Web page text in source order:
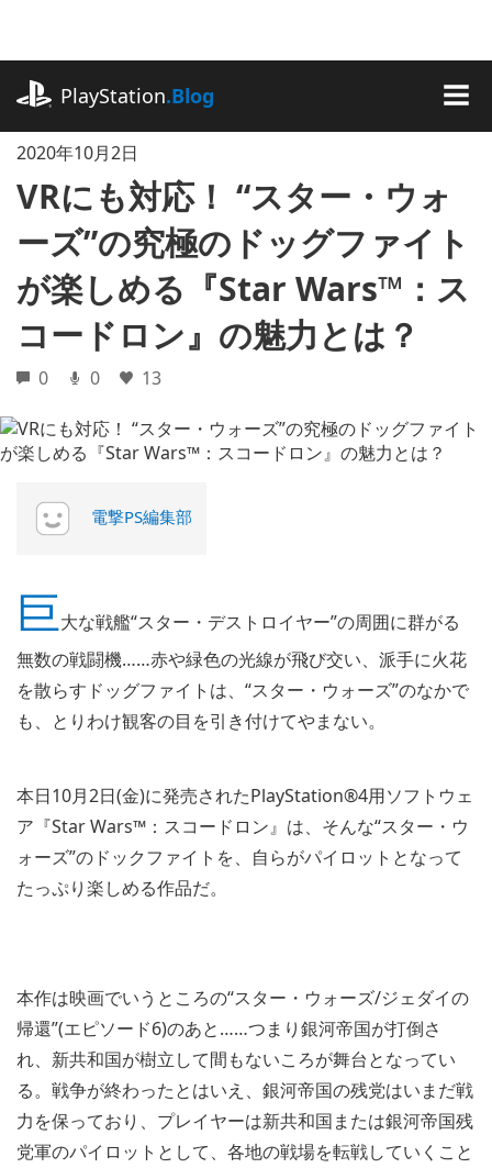
に
ッ
PlayStation.Blog
2020年10月2日
VRにも対応！ “スター・ウォ
ーズ”の究極のドッグファイト
が楽しめる『Star Wars™：ス
コードロン』の魅力とは？
0 0 13
電撃PS編集部
巨大な戦艦“スター・デストロイヤー”の周囲に群がる
無数の戦闘機……赤や緑色の光線が飛び交い、派手に火花
を散らすドッグファイトは、“スター・ウォーズ”のなかで
も、とりわけ観客の目を引き付けてやまない。
本日10月2日(金)に発売されたPlayStation®4用ソフトウェ
ア『Star Wars™：スコードロン』は、そんな“スター・ウ
ォーズ”のドックファイトを、自らがパイロットとなって
たっぷり楽しめる作品だ。
本作は映画でいうところの“スター・ウォーズ/ジェダイの
帰還”(エピソード6)のあと……つまり銀河帝国が打倒さ
れ、新共和国が樹立して間もないころが舞台となってい
る。戦争が終わったとはいえ、銀河帝国の残党はいまだ戦
力を保っており、プレイヤーは新共和国または銀河帝国残
党軍のパイロットとして、各地の戦場を転戦していくこと